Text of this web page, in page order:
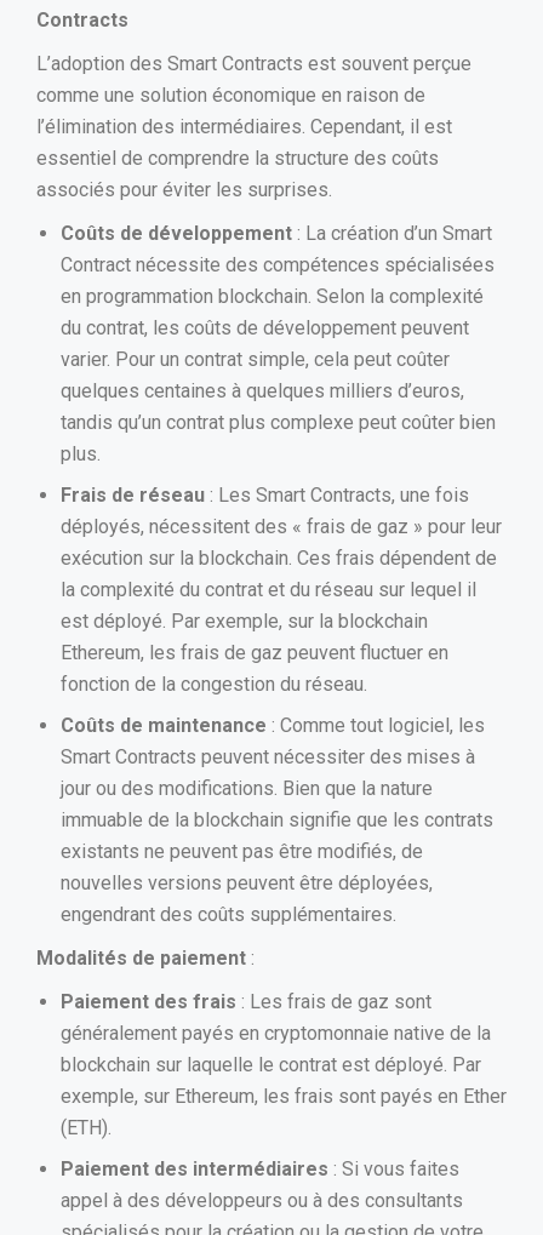
Contracts
L’adoption des Smart Contracts est souvent perçue
comme une solution économique en raison de
l’élimination des intermédiaires. Cependant, il est
essentiel de comprendre la structure des coûts
associés pour éviter les surprises.
Coûts de développement : La création d’un Smart
Contract nécessite des compétences spécialisées
en programmation blockchain. Selon la complexité
du contrat, les coûts de développement peuvent
varier. Pour un contrat simple, cela peut coûter
quelques centaines à quelques milliers d’euros,
tandis qu’un contrat plus complexe peut coûter bien
plus.
Frais de réseau : Les Smart Contracts, une fois
déployés, nécessitent des « frais de gaz » pour leur
exécution sur la blockchain. Ces frais dépendent de
la complexité du contrat et du réseau sur lequel il
est déployé. Par exemple, sur la blockchain
Ethereum, les frais de gaz peuvent fluctuer en
fonction de la congestion du réseau.
Coûts de maintenance : Comme tout logiciel, les
Smart Contracts peuvent nécessiter des mises à
jour ou des modifications. Bien que la nature
immuable de la blockchain signifie que les contrats
existants ne peuvent pas être modifiés, de
nouvelles versions peuvent être déployées,
engendrant des coûts supplémentaires.
Modalités de paiement :
Paiement des frais : Les frais de gaz sont
généralement payés en cryptomonnaie native de la
blockchain sur laquelle le contrat est déployé. Par
exemple, sur Ethereum, les frais sont payés en Ether
(ETH).
Paiement des intermédiaires : Si vous faites
appel à des développeurs ou à des consultants